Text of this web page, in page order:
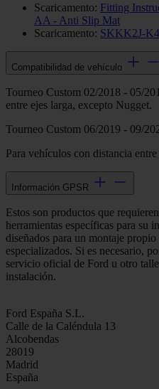
Scaricamento: Fitting
AA - Anti Slip Mat
Scaricamento: SKKK2J-
Compatibilidad de vehículo
Tourneo Custom 02/2018 - 05/
entre ejes larga, excepto Nugget.
Tourneo Custom 06/2019 - 09/
Para vehículos con distancia
Información GPSR
Estos son productos que
herramientas específicas para su
diseñados para un montaje
especializados. Si es necesario,
servicio oficial de Ford u otro
instalación.
Ford España S.L.
Calle de la Caléndula 13
Alcobendas
28019
Madrid
España